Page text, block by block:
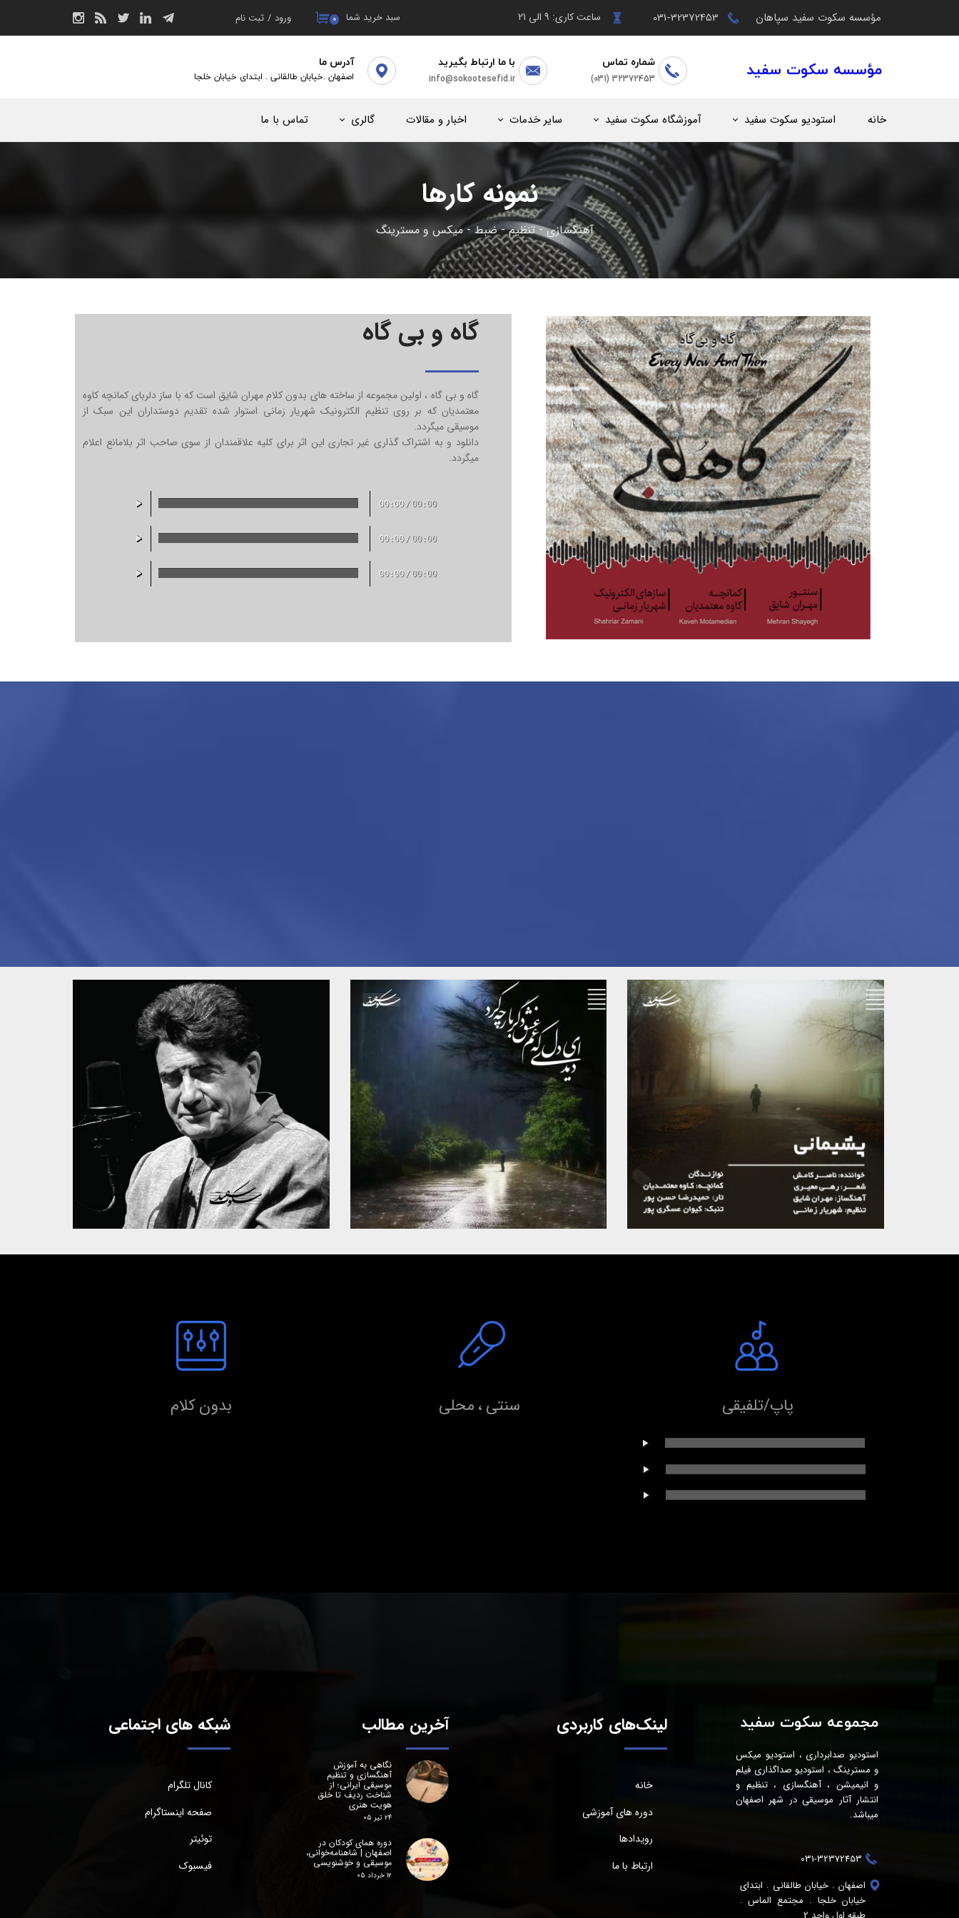
031-32372453 مؤسسه سکوت سفید سپاهان ساعت کاری: 9 الی 21 ۰ سبد خرید شما ورود / ثبت نام
حساب کاربری من
تغییر گذر واژه
خروج از حساب
کاربری
مؤسسه سکوت سفید آدرس ما
​اصفهان .خیابان طالقانی . ابتدای خیابان خلجا
با ما ارتباط بگیرید
info@sokootesefid.ir
شماره تماس
(031) 32372453
خانه استودیو سکوت سفید آموزشگاه سکوت سفید سایر خدمات اخبار و مقالات گالری تماس با ما
نمونه کارها
آهنگسازی - تنظیم - ضبط - میکس و مسترینگ
گاه و بی گاه
گاه و بی گاه ، اولین مجموعه از ساخته های بدون کلام مهران شایق است که با ساز دلربای کمانچه کاوه
معتمدیان که بر روی تنظیم الکترونیک شهریار زمانی استوار شده تقدیم دوستداران این سبک از
موسیقی میگردد.
دانلود و به اشتراک گذاری غیر تجاری این اثر برای کلیه علاقمندان از سوی صاحب اثر بلامانع اعلام
میگردد.
00:00 / 00:00
00:00 / 00:00
00:00 / 00:00
بدون کلام سنتی ، محلی پاپ/تلفیقی
00:00/00:00
مجموعه سکوت سفید
استودیو صدابرداری ، استودیو میکس
و مسترینگ ، استودیو صداگذاری فیلم
و انیمیشن ، آهنگسازی ، تنظیم و
انتشار آثار موسیقی در شهر اصفهان
میباشد.
031-32372453
اصفهان . خیابان طالقانی . ابتدای
خیابان خلجا . مجتمع الماس .
لینک‌های کاربردی
خانه
دوره های آموزشی
رویدادها
ارتباط با ما
آخرین مطالب
نگاهی به آموزش
آهنگسازی و تنظیم
موسیقی ایرانی؛ از
شناخت ردیف تا خلق
هویت هنری
۲۴ تیر ۰۵
دوره همای کودکان در
اصفهان | شاهنامه‌خوانی،
موسیقی و خوشنویسی
۱۲ خرداد ۰۵
شبکه های اجتماعی
کانال تلگرام
صفحه اینستاگرام
توئیتر
فیسبوک